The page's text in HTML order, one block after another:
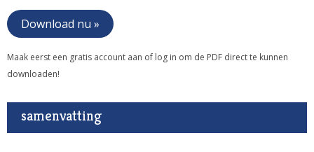
Download nu »
Maak eerst een gratis account aan of log in om de PDF direct te kunnen
downloaden!
samenvatting